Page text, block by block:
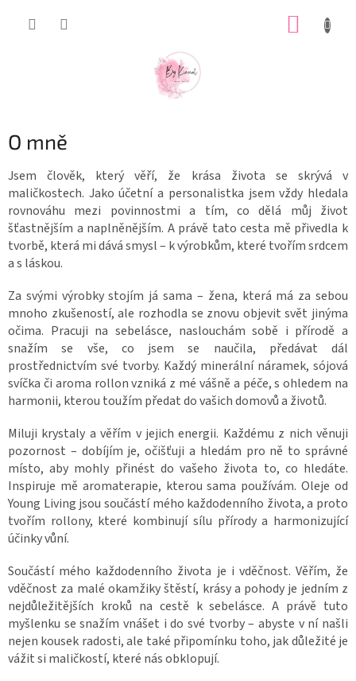
O mně
Jsem člověk, který věří, že krása života se skrývá v
maličkostech. Jako účetní a personalistka jsem vždy hledala
rovnováhu mezi povinnostmi a tím, co dělá můj život
šťastnějším a naplněnějším. A právě tato cesta mě přivedla k
tvorbě, která mi dává smysl – k výrobkům, které tvořím srdcem
a s láskou.
Za svými výrobky stojím já sama – žena, která má za sebou
mnoho zkušeností, ale rozhodla se znovu objevit svět jinýma
očima. Pracuji na sebelásce, naslouchám sobě i přírodě a
snažím se vše, co jsem se naučila, předávat dál
prostřednictvím své tvorby. Každý minerální náramek, sójová
svíčka či aroma rollon vzniká z mé vášně a péče, s ohledem na
harmonii, kterou toužím předat do vašich domovů a životů.
Miluji krystaly a věřím v jejich energii. Každému z nich věnuji
pozornost – dobíjím je, očišťuji a hledám pro ně to správné
místo, aby mohly přinést do vašeho života to, co hledáte.
Inspiruje mě aromaterapie, kterou sama používám. Oleje od
Young Living jsou součástí mého každodenního života, a proto
tvořím rollony, které kombinují sílu přírody a harmonizující
účinky vůní.
Součástí mého každodenního života je i vděčnost. Věřím, že
vděčnost za malé okamžiky štěstí, krásy a pohody je jedním z
nejdůležitějších kroků na cestě k sebelásce. A právě tuto
myšlenku se snažím vnášet i do své tvorby – abyste v ní našli
nejen kousek radosti, ale také připomínku toho, jak důležité je
vážit si maličkostí, které nás obklopují.